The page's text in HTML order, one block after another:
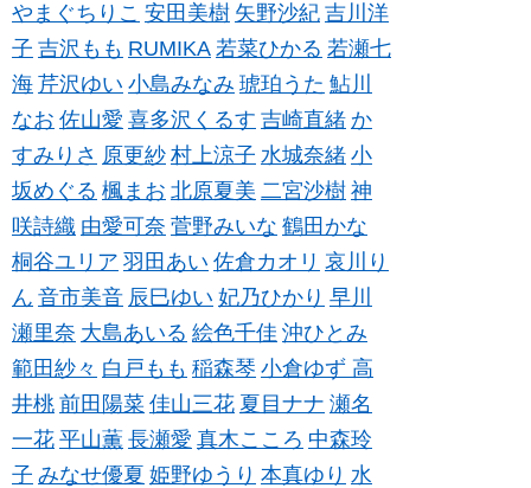
やまぐちりこ 安田美樹 矢野沙紀 吉川洋
子 吉沢もも RUMIKA 若菜ひかる 若瀬七
海 芹沢ゆい 小島みなみ 琥珀うた 鮎川
なお 佐山愛 喜多沢くるす 吉崎直緒 か
すみりさ 原更紗 村上涼子 水城奈緒 小
坂めぐる 楓まお 北原夏美 二宮沙樹 神
咲詩織 由愛可奈 菅野みいな 鶴田かな
桐谷ユリア 羽田あい 佐倉カオリ 哀川り
ん 音市美音 辰巳ゆい 妃乃ひかり 早川
瀬里奈 大島あいる 絵色千佳 沖ひとみ
範田紗々 白戸もも 稲森琴 小倉ゆず 高
井桃 前田陽菜 佳山三花 夏目ナナ 瀬名
一花 平山薫 長瀬愛 真木こころ 中森玲
子 みなせ優夏 姫野ゆうり 本真ゆり 水